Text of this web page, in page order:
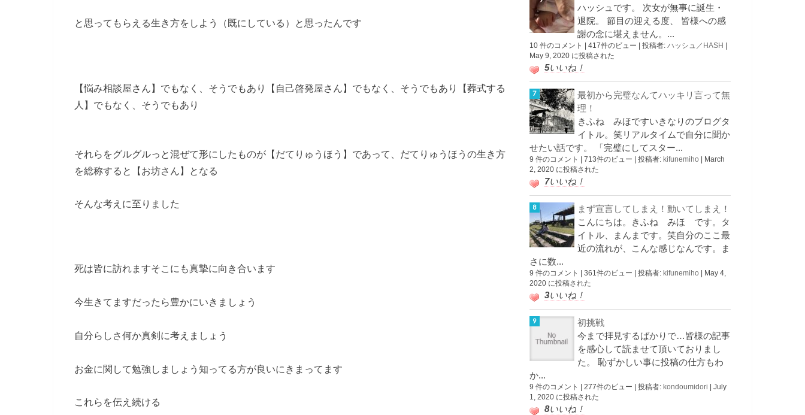
と思ってもらえる生き方をしよう（既にしている）と思ったんです
【悩み相談屋さん】でもなく、そうでもあり【自己啓発屋さん】でもなく、そうでもあり【葬式する
人】でもなく、そうでもあり
それらをグルグルっと混ぜて形にしたものが【だてりゅうほう】であって、だてりゅうほうの生き方
を総称すると【お坊さん】となる
そんな考えに至りました
死は皆に訪れますそこにも真摯に向き合います
今生きてますだったら豊かにいきましょう
自分らしさ何か真剣に考えましょう
お金に関して勉強しましょう知ってる方が良いにきまってます
これらを伝え続ける
ハッシュです。 次女が無事に誕生・
退院。 節目の迎える度、 皆様への感
謝の念に堪えません。...
10 件のコメント | 417件のビュー | 投稿者: ハッシュ／HASH |
May 9, 2020 に投稿された
5いいね！
最初から完璧なんてハッキリ言って無
理！
きふね みほですいきなりのブログタ
イトル。笑リアルタイムで自分に聞か
せたい話です。 「完璧にしてスター...
9 件のコメント 713件のビュー 投稿者: kifunemiho
March
2, 2020 に投稿された
7いいね！
まず宣言してしまえ！動いてしまえ！
こんにちは。きふね みほ です。タ
イトル、まんまです。笑自分のここ最
近の流れが、こんな感じなんです。ま
さに数...
9 件のコメント 361件のビュー 投稿者: kifunemiho
May 4,
2020 に投稿された
3いいね！
初挑戦
今まで拝見するばかりで…皆様の記事
を感心して読ませて頂いておりまし
た。 恥ずかしい事に投稿の仕方もわ
か...
9 件のコメント 277件のビュー 投稿者: kondoumidori
July
1, 2020 に投稿された
8いいね！